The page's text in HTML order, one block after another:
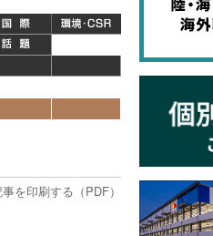
を印刷する（PDF）